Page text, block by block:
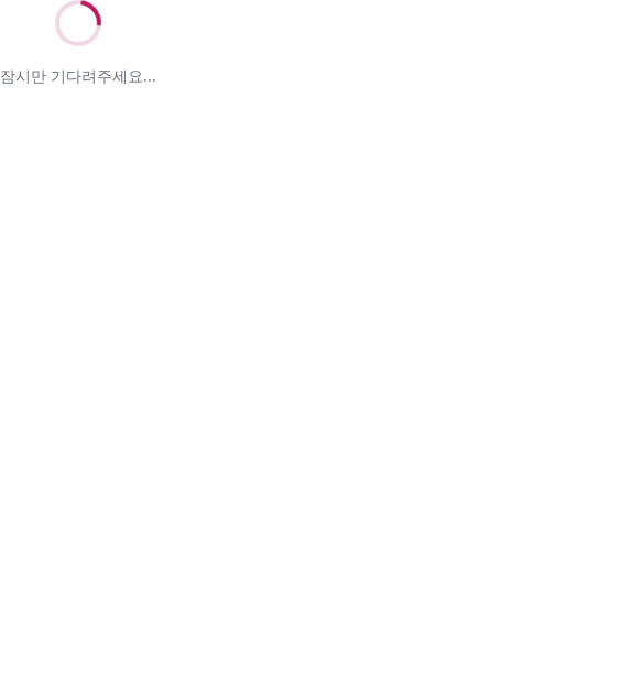
잠시만 기다려주세요...